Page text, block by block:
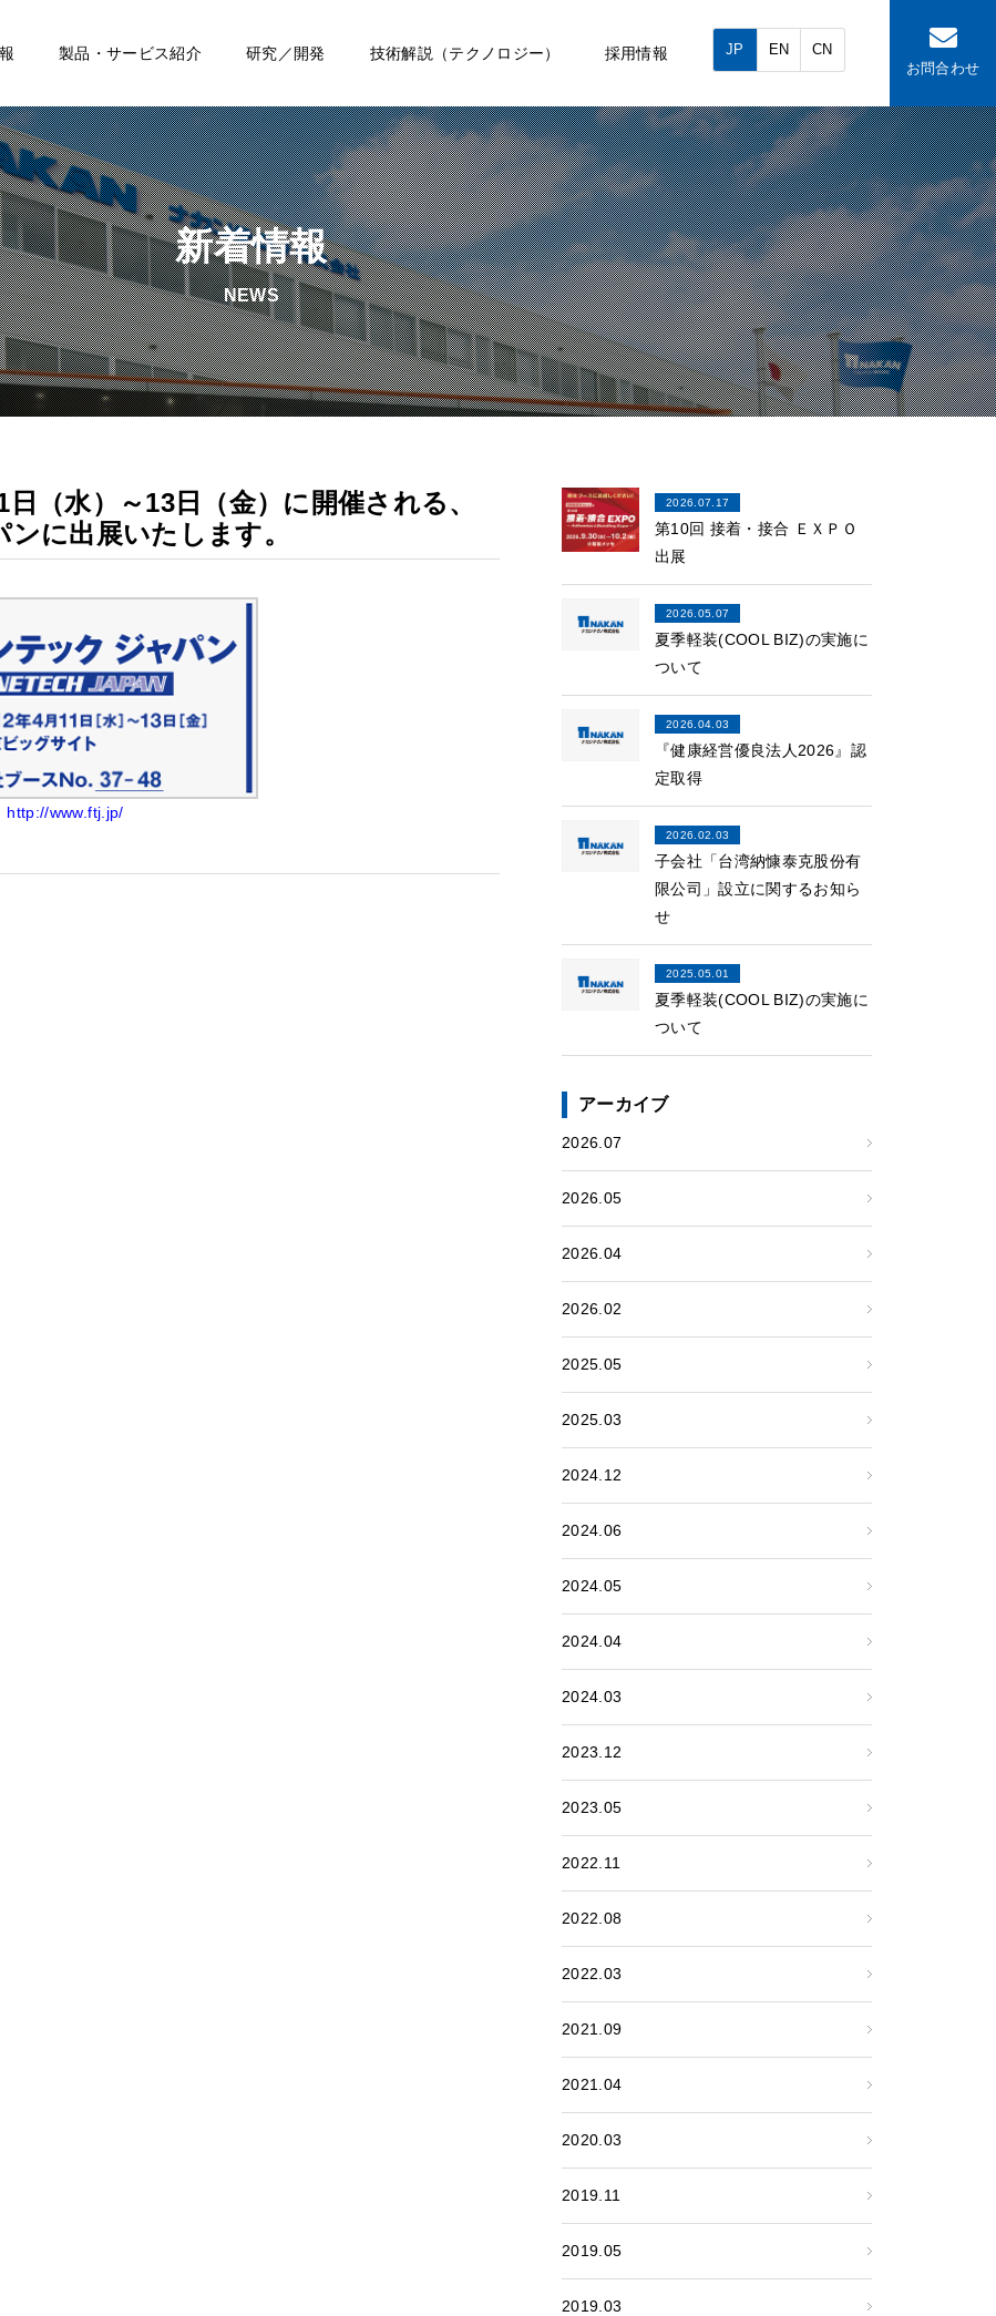
製品・サービス紹介 研究／開発 技術解説（テクノロジー） 採用情報 JP EN
CN
お問合わせ
新着情報
（水）～13日（金）に開催される、
に出展いたします。
http://www.ftj.jp/
2026.07.17
第10回 接着・接合 ＥＸＰＯ
出展
2026.05.07
夏季軽装(COOL BIZ)の実施に
ついて
2026.04.03
『健康経営優良法人2026』認
定取得
2026.02.03
子会社「台湾納慷泰克股份有
限公司」設立に関するお知ら
せ
2025.05.01
夏季軽装(COOL BIZ)の実施に
ついて
アーカイブ
2026.07
2026.05
2026.04
2026.02
2025.05
2025.03
2024.12
2024.06
2024.05
2024.04
2024.03
2023.12
2023.05
2022.11
2022.08
2022.03
2021.09
2021.04
2020.03
2019.11
2019.05
2019.03